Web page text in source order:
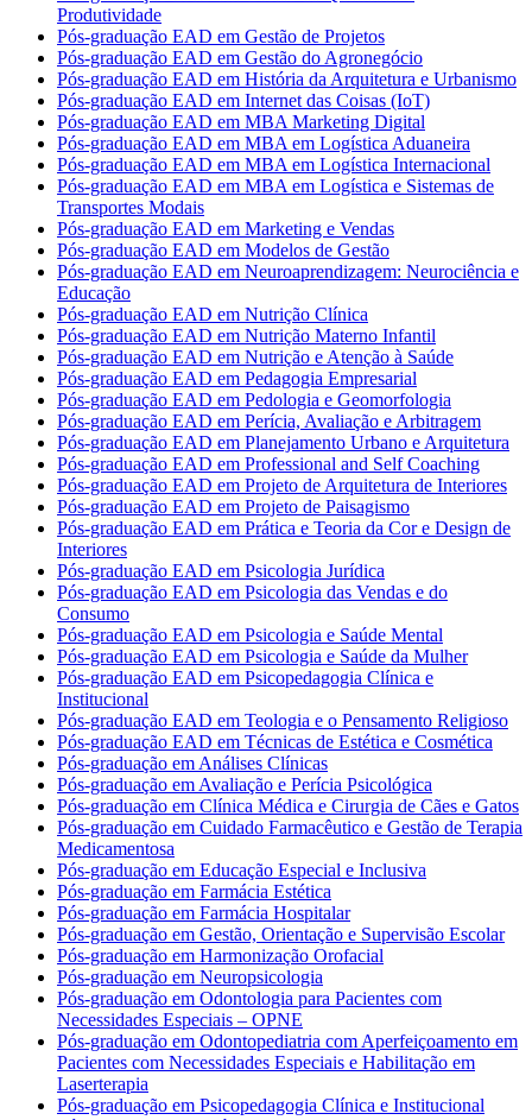
Produtividade
Pós-graduação EAD em Gestão de Projetos
Pós-graduação EAD em Gestão do Agronegócio
Pós-graduação EAD em História da Arquitetura e Urbanismo
Pós-graduação EAD em Internet das Coisas (IoT)
Pós-graduação EAD em MBA Marketing Digital
Pós-graduação EAD em MBA em Logística Aduaneira
Pós-graduação EAD em MBA em Logística Internacional
Pós-graduação EAD em MBA em Logística e Sistemas de
Transportes Modais
Pós-graduação EAD em Marketing e Vendas
Pós-graduação EAD em Modelos de Gestão
Pós-graduação EAD em Neuroaprendizagem: Neurociência e
Educação
Pós-graduação EAD em Nutrição Clínica
Pós-graduação EAD em Nutrição Materno Infantil
Pós-graduação EAD em Nutrição e Atenção à Saúde
Pós-graduação EAD em Pedagogia Empresarial
Pós-graduação EAD em Pedologia e Geomorfologia
Pós-graduação EAD em Perícia, Avaliação e Arbitragem
Pós-graduação EAD em Planejamento Urbano e Arquitetura
Pós-graduação EAD em Professional and Self Coaching
Pós-graduação EAD em Projeto de Arquitetura de Interiores
Pós-graduação EAD em Projeto de Paisagismo
Pós-graduação EAD em Prática e Teoria da Cor e Design de
Interiores
Pós-graduação EAD em Psicologia Jurídica
Pós-graduação EAD em Psicologia das Vendas e do
Consumo
Pós-graduação EAD em Psicologia e Saúde Mental
Pós-graduação EAD em Psicologia e Saúde da Mulher
Pós-graduação EAD em Psicopedagogia Clínica e
Institucional
Pós-graduação EAD em Teologia e o Pensamento Religioso
Pós-graduação EAD em Técnicas de Estética e Cosmética
Pós-graduação em Análises Clínicas
Pós-graduação em Avaliação e Perícia Psicológica
Pós-graduação em Clínica Médica e Cirurgia de Cães e Gatos
Pós-graduação em Cuidado Farmacêutico e Gestão de Terapia
Medicamentosa
Pós-graduação em Educação Especial e Inclusiva
Pós-graduação em Farmácia Estética
Pós-graduação em Farmácia Hospitalar
Pós-graduação em Gestão, Orientação e Supervisão Escolar
Pós-graduação em Harmonização Orofacial
Pós-graduação em Neuropsicologia
Pós-graduação em Odontologia para Pacientes com
Necessidades Especiais – OPNE
Pós-graduação em Odontopediatria com Aperfeiçoamento em
Pacientes com Necessidades Especiais e Habilitação em
Laserterapia
Pós-graduação em Psicopedagogia Clínica e Institucional